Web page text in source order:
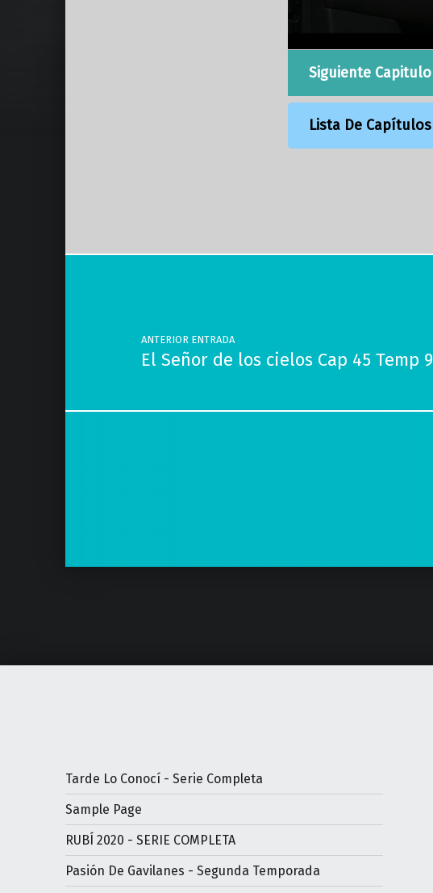
Siguiente Capitulo
Lista De Capítulos
Navegación de entradas
ANTERIOR ENTRADA
El Señor de los cielos Cap 45 Temp 9
Tarde Lo Conocí - Serie Completa
Sample Page
RUBÍ 2020 - SERIE COMPLETA
Pasión De Gavilanes - Segunda Temporada